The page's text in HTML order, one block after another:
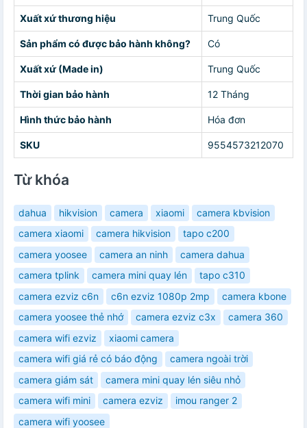
Xuất xứ thương hiệu Trung Quốc
Sản phẩm có được bảo hành không? Có
Xuất xứ (Made in) Trung Quốc
Thời gian bảo hành 12 Tháng
Hình thức bảo hành Hóa đơn
SKU 9554573212070
Từ khóa
dahua hikvision camera xiaomi
camera kbvision
camera xiaomi
camera hikvision
tapo c200
camera yoosee
camera an ninh
camera dahua
camera tplink
camera mini quay lén
tapo c310
camera ezviz c6n
c6n ezviz 1080p 2mp
camera kbone
camera yoosee thẻ nhớ
camera ezviz c3x
camera 360
camera wifi ezviz
xiaomi camera
camera wifi giá rẻ có báo động
camera ngoài trời
camera giám sát
camera mini quay lén siêu nhỏ
camera wifi mini
camera ezviz
imou ranger 2
camera wifi yoosee